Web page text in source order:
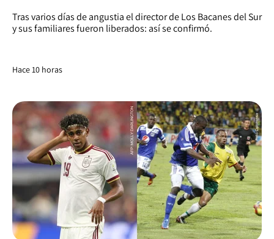
Tras varios días de angustia el director de Los Bacanes del Sur
y sus familiares fueron liberados: así se confirmó.
Hace 10 horas